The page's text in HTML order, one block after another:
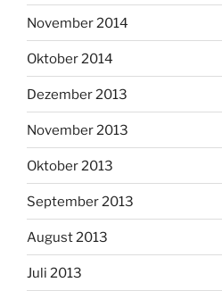
November 2014
Oktober 2014
Dezember 2013
November 2013
Oktober 2013
September 2013
August 2013
Juli 2013